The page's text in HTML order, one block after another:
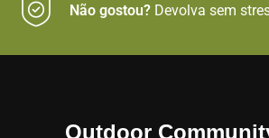
Não gostou? Devolva sem